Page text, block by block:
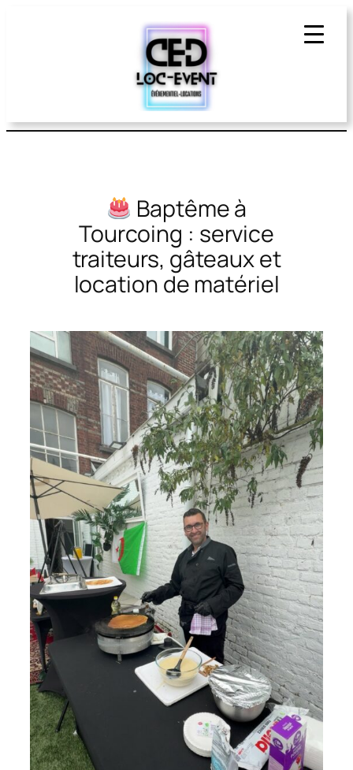
Baptême à
Tourcoing : service
traiteurs, gâteaux et
location de matériel